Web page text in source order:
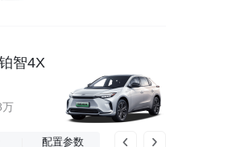
智4X
万
配置参数